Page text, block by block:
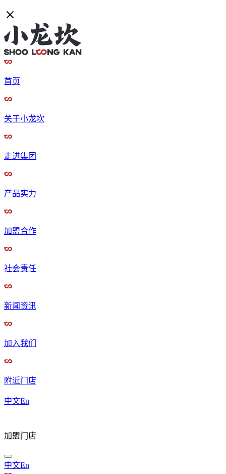
首页
关于小龙坎
走进集团
产品实力
加盟合作
社会责任
新闻资讯
加入我们
附近门店
中文En
加盟门店
中文En